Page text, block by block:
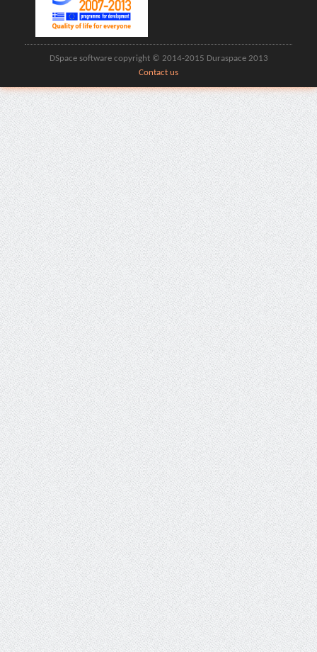
DSpace software copyright © 2014-2015 Duraspace 2013
Contact us